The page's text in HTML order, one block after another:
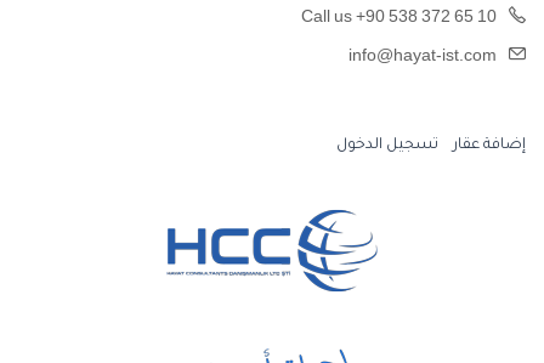
Call us +90 538 372 65 10
info@hayat-ist.com
إضافة عقار تسجيل الدخول